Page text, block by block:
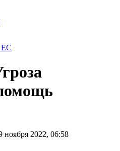
ЕС
ноября 2022, 06:58